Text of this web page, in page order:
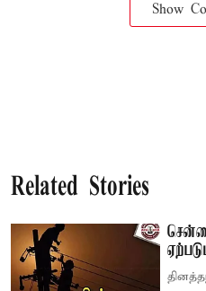
Show
Related Stories